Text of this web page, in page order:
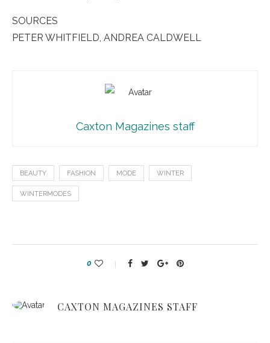
SOURCES
PETER WHITFIELD, ANDREA CALDWELL
Caxton Magazines staff
BEAUTY FASHION MODE WINTER
WINTERMODES
0
CAXTON MAGAZINES STAFF